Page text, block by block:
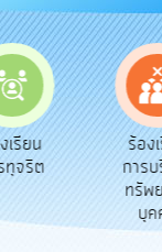
เรียน
ทุจริต
ร้อง
การ
ทรัพ
บุ